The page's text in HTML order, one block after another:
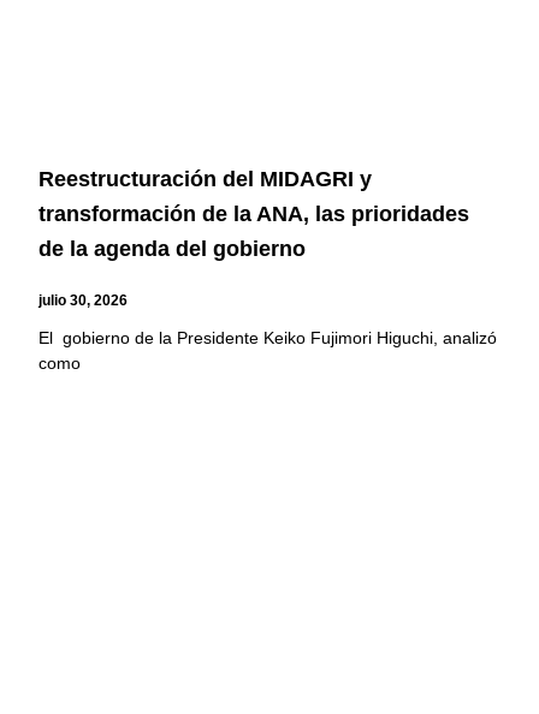
Reestructuración del MIDAGRI y
transformación de la ANA, las prioridades
de la agenda del gobierno
julio 30, 2026
El gobierno de la Presidente Keiko Fujimori Higuchi, analizó
como